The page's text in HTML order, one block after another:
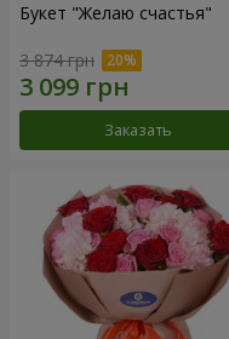
Букет "Желаю счастья"
3 874 грн
Заказать